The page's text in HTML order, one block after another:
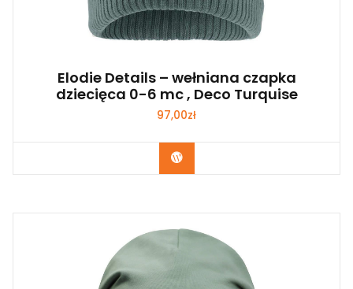
Elodie Details – wełniana czapka
dziecięca 0-6 mc , Deco Turquise
97,00zł
Kup Teraz